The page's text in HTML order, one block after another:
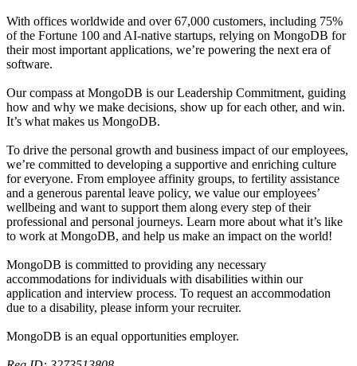
With offices worldwide and over 67,000 customers, including 75%
of the Fortune 100 and AI-native startups, relying on MongoDB for
their most important applications, we’re powering the next era of
software.
Our compass at MongoDB is our Leadership Commitment, guiding
how and why we make decisions, show up for each other, and win.
It’s what makes us MongoDB.
To drive the personal growth and business impact of our employees,
we’re committed to developing a supportive and enriching culture
for everyone. From employee affinity groups, to fertility assistance
and a generous parental leave policy, we value our employees’
wellbeing and want to support them along every step of their
professional and personal journeys. Learn more about what it’s like
to work at MongoDB, and help us make an impact on the world!
MongoDB is committed to providing any necessary
accommodations for individuals with disabilities within our
application and interview process. To request an accommodation
due to a disability, please inform your recruiter.
MongoDB is an equal opportunities employer.